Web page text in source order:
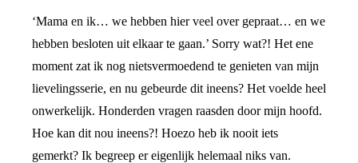
‘Mama en ik… we hebben hier veel over gepraat… en we
hebben besloten uit elkaar te gaan.’ Sorry wat?! Het ene
moment zat ik nog nietsvermoedend te genieten van mijn
lievelingsserie, en nu gebeurde dit ineens? Het voelde heel
onwerkelijk. Honderden vragen raasden door mijn hoofd.
Hoe kan dit nou ineens?! Hoezo heb ik nooit iets
gemerkt? Ik begreep er eigenlijk helemaal niks van.